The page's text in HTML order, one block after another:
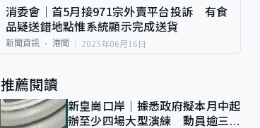
消委會｜首5月接971宗外賣平台投訴 有食
品疑送錯地點惟系統顯示完成送貨
新聞資訊 港聞 2025年06月16日
推薦閱讀
新皇崗口岸｜據悉政府擬本月中起
辦至少四場大型演練 動員逾三萬